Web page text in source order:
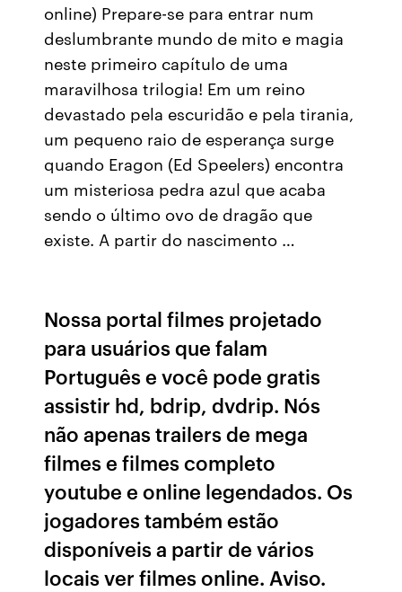
online) Prepare-se para entrar num
deslumbrante mundo de mito e magia
neste primeiro capítulo de uma
maravilhosa trilogia! Em um reino
devastado pela escuridão e pela tirania,
um pequeno raio de esperança surge
quando Eragon (Ed Speelers) encontra
um misteriosa pedra azul que acaba
sendo o último ovo de dragão que
existe. A partir do nascimento …
Nossa portal filmes projetado
para usuários que falam
Português e você pode gratis
assistir hd, bdrip, dvdrip. Nós
não apenas trailers de mega
filmes e filmes completo
youtube e online legendados. Os
jogadores também estão
disponíveis a partir de vários
locais ver filmes online. Aviso.